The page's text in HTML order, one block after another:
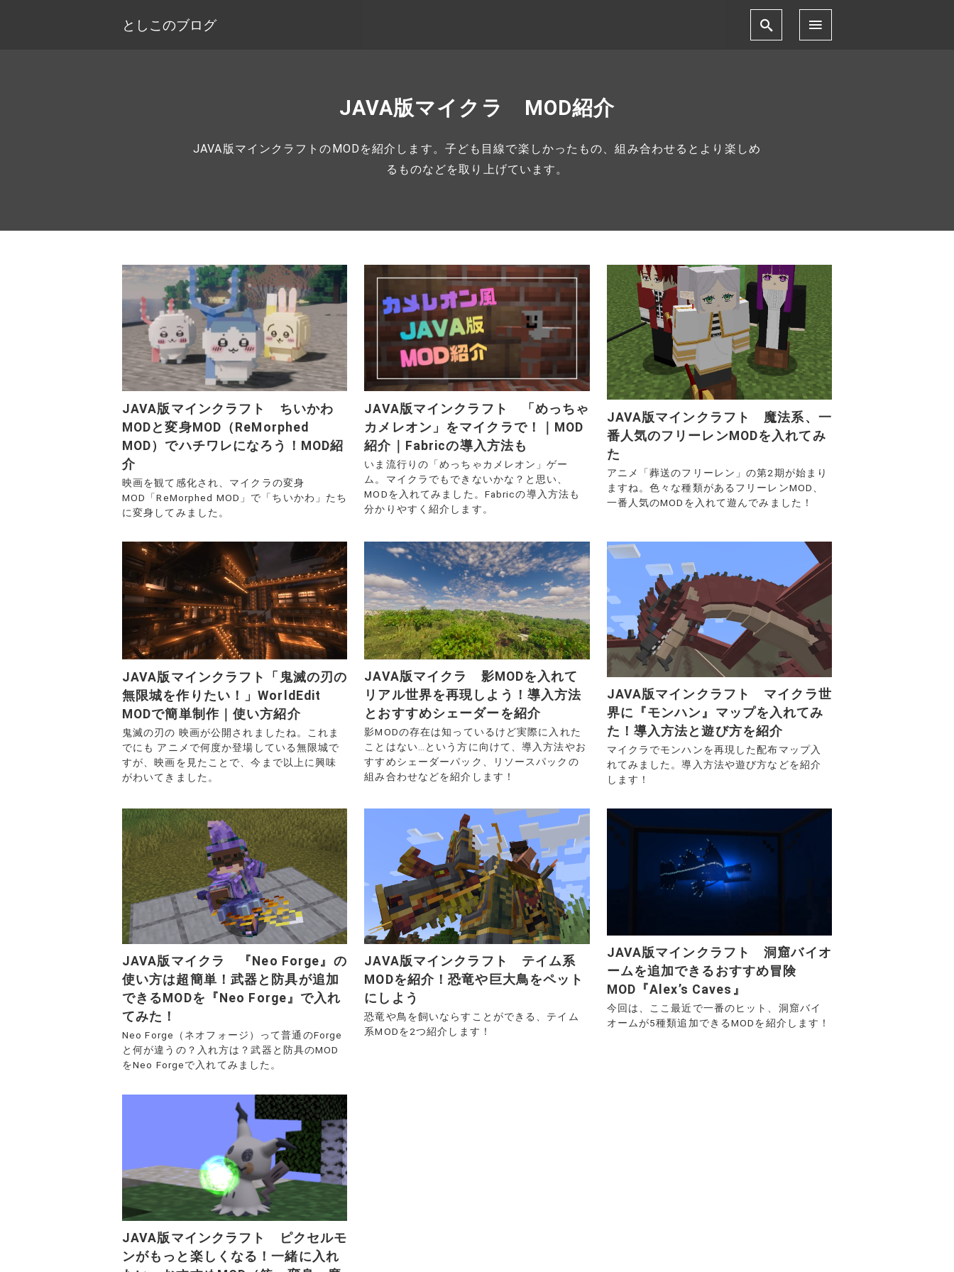
としこのブログ
JAVA版マイクラ MOD紹介
JAVA版マインクラフトのMODを紹介します。子ども目線で楽しかったもの、組み合わせるとより楽しめ
るものなどを取り上げています。
JAVA版マインクラフト ちいかわ
MODと変身MOD（ReMorphed
MOD）でハチワレになろう！MOD紹
介
映画を観て感化され、マイクラの変身
MOD「ReMorphed MOD」で「ちいかわ」たち
に変身してみました。
JAVA版マインクラフト 「めっちゃ
カメレオン」をマイクラで！｜MOD
紹介｜Fabricの導入方法も
いま流行りの「めっちゃカメレオン」ゲー
ム。マイクラでもできないかな？と思い、
MODを入れてみました。Fabricの導入方法も
分かりやすく紹介します。
JAVA版マインクラフト 魔法系、一
番人気のフリーレンMODを入れてみ
た
アニメ「葬送のフリーレン」の第2期が始まり
ますね。色々な種類があるフリーレンMOD、
一番人気のMODを入れて遊んでみました！
JAVA版マインクラフト「鬼滅の刃の
無限城を作りたい！」WorldEdit
MODで簡単制作｜使い方紹介
鬼滅の刃の 映画が公開されましたね。これま
でにも アニメで何度か登場している無限城で
すが、映画を見たことで、今まで以上に興味
がわいてきました。
JAVA版マイクラ 影MODを入れて
リアル世界を再現しよう！導入方法
とおすすめシェーダーを紹介
影MODの存在は知っているけど実際に入れた
ことはない…という方に向けて、導入方法やお
すすめシェーダーパック、リソースパックの
組み合わせなどを紹介します！
JAVA版マインクラフト マイクラ世
界に『モンハン』マップを入れてみ
た！導入方法と遊び方を紹介
マイクラでモンハンを再現した配布マップ入
れてみました。導入方法や遊び方などを紹介
します！
JAVA版マイクラ 『Neo Forge』の
使い方は超簡単！武器と防具が追加
できるMODを『Neo Forge』で入れ
てみた！
Neo Forge（ネオフォージ）って普通のForge
と何が違うの？入れ方は？武器と防具のMOD
をNeo Forgeで入れてみました。
JAVA版マインクラフト テイム系
MODを紹介！恐竜や巨大鳥をペット
にしよう
恐竜や鳥を飼いならすことができる、テイム
系MODを2つ紹介します！
JAVA版マインクラフト 洞窟バイオ
ームを追加できるおすすめ冒険
MOD『Alex’s Caves』
今回は、ここ最近で一番のヒット、洞窟バイ
オームが5種類追加できるMODを紹介します！
JAVA版マインクラフト ピクセルモ
ンがもっと楽しくなる！一緒に入れ